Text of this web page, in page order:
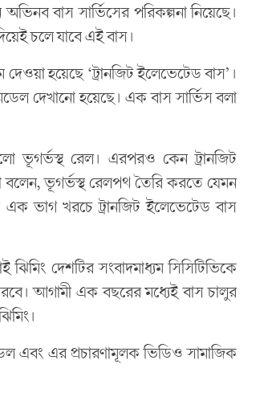
বাস সার্ভিসের পরিকল্পনা নিয়েছে।
চলে যাবে এই বাস।
হয়েছে ‘ট্রানজিট ইলেভেটেড বাস’।
দেখানো হয়েছে। এক বাস সার্ভিস বলা
রেল। এরপরও কেন ট্রানজিট
বলেন, ভূগর্ভস্থ রেলপথ তৈরি করতে যেমন
ভাগ খরচে ট্রানজিট ইলেভেটেড বাস
ঝিমিং দেশটির সংবাদমাধ্যম সিসিটিভিকে
আগামী এক বছরের মধ্যেই বাস চালুর
এবং এর প্রচারণামূলক ভিডিও সামাজিক